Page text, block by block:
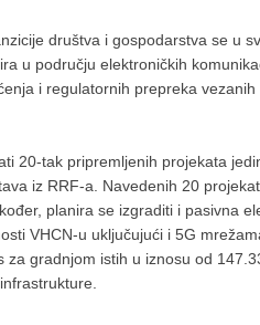
društva i gospodarstva se u
u području elektroničkih
i regulatornih prepreka
20-tak pripremljenih projekata
iz RRF-a. Navedenih 20
planira se izgraditi i pasivna
VHCN-u uključujući i 5G
gradnjom istih u iznosu od